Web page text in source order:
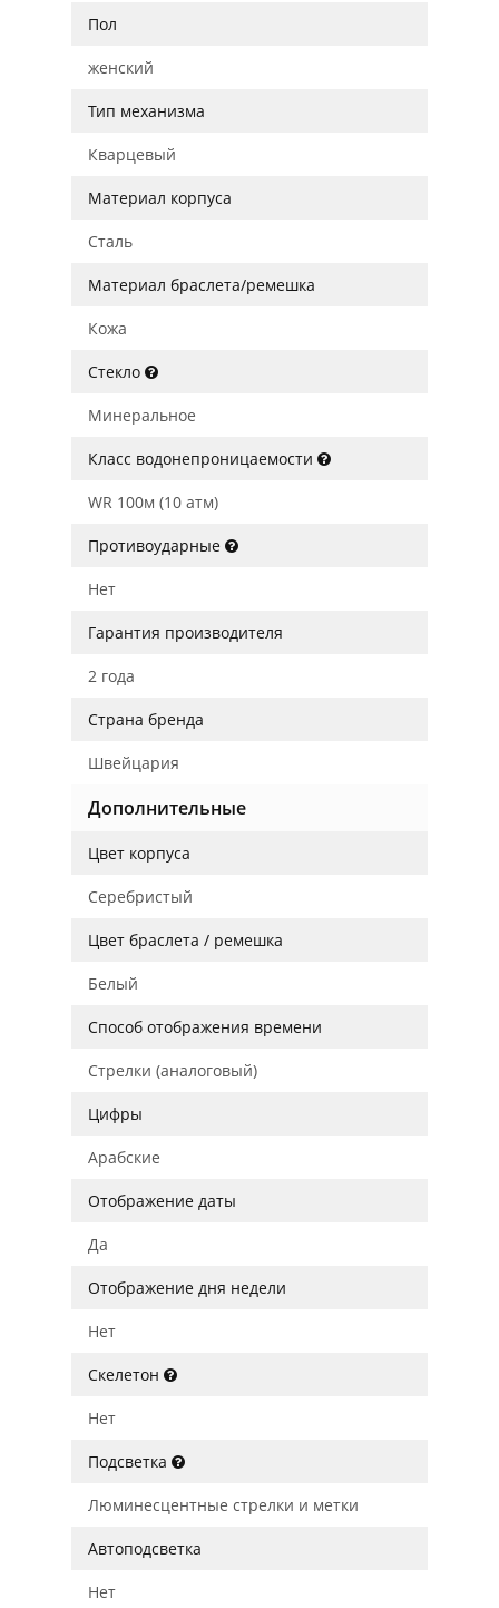
Пол
женский
Тип механизма
Кварцевый
Материал корпуса
Сталь
Материал браслета/ремешка
Кожа
Стекло
Минеральное
Класс водонепроницаемости
WR 100м (10 атм)
Противоударные
Нет
Гарантия производителя
2 года
Страна бренда
Швейцария
Дополнительные
Цвет корпуса
Серебристый
Цвет браслета / ремешка
Белый
Способ отображения времени
Стрелки (аналоговый)
Цифры
Арабские
Отображение даты
Да
Отображение дня недели
Нет
Скелетон
Нет
Подсветка
Люминесцентные стрелки и метки
Автоподсветка
Нет